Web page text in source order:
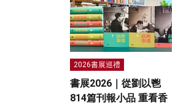
2026書展巡禮
書展2026｜從劉以鬯
814篇刊報小品 重看香